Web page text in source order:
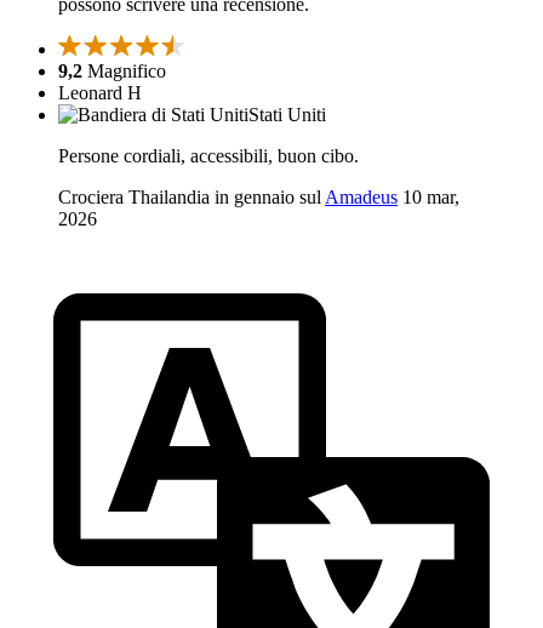
possono scrivere una recensione.
9,2 Magnifico
Leonard H
Stati Uniti
Persone cordiali, accessibili, buon cibo.
Crociera Thailandia in gennaio sul Amadeus 10 mar,
2026